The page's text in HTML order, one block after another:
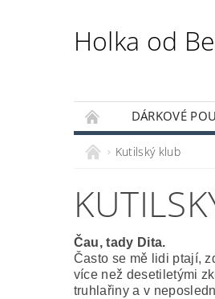
Holka od
DÁRKOVÉ
KUTILSKÝ KLUB
Kutilský klub
Čau, tady Dita.
Často se mě lidi ptají,
více než desetiletými
truhlařiny a v